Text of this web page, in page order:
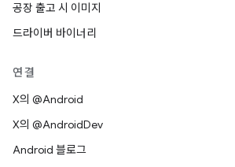
공장 출고 시 이미지
드라이버 바이너리
연결
X의 @Android
X의 @AndroidDev
Android 블로그